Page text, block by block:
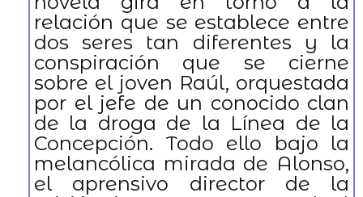
relación que se establece entre
dos seres tan diferentes y la
conspiración que se cierne
sobre el joven Raúl, orquestada
por el jefe de un conocido clan
de la droga de la Línea de la
Concepción. Todo ello bajo la
melancólica mirada de Alonso,
el aprensivo director de la